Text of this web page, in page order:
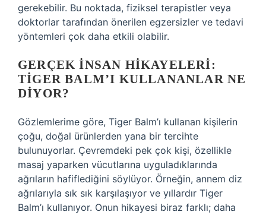
gerekebilir. Bu noktada, fiziksel terapistler veya
doktorlar tarafından önerilen egzersizler ve tedavi
yöntemleri çok daha etkili olabilir.
GERÇEK İNSAN HIKAYELERI:
TIGER BALM’I KULLANANLAR NE
DIYOR?
Gözlemlerime göre, Tiger Balm’ı kullanan kişilerin
çoğu, doğal ürünlerden yana bir tercihte
bulunuyorlar. Çevremdeki pek çok kişi, özellikle
masaj yaparken vücutlarına uyguladıklarında
ağrıların hafiflediğini söylüyor. Örneğin, annem diz
ağrılarıyla sık sık karşılaşıyor ve yıllardır Tiger
Balm’ı kullanıyor. Onun hikayesi biraz farklı; daha